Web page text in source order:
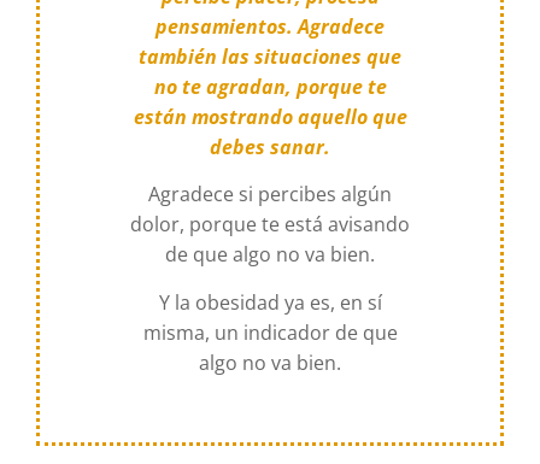
pensamientos. Agradece
también las situaciones que
no te agradan, porque te
están mostrando aquello que
debes sanar.
Agradece si percibes algún
dolor, porque te está avisando
de que algo no va bien.
Y la obesidad ya es, en sí
misma, un indicador de que
algo no va bien.